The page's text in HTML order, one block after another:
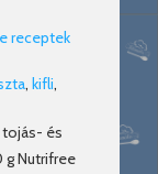
receptek
, kifli,
és
Nutrifree